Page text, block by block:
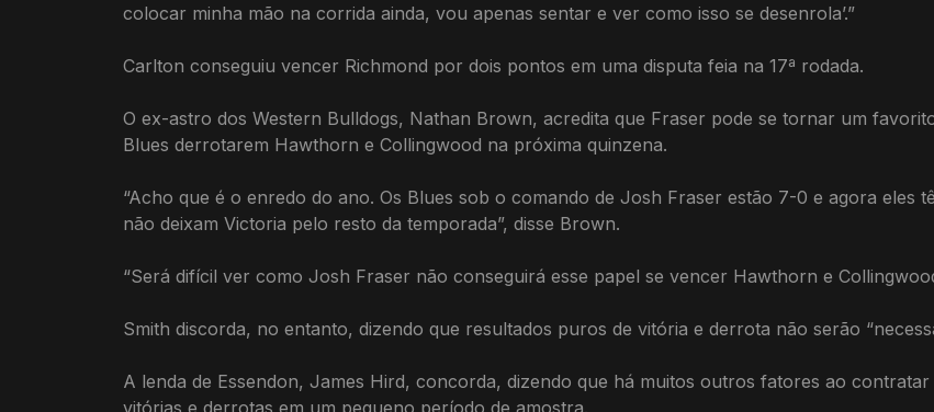
colocar minha mão na corrida ainda, vou apenas sentar e ver como isso se desenrola’.”
Carlton conseguiu vencer Richmond por dois pontos em uma disputa feia na 17ª rodada.
O ex-astro dos Western Bulldogs, Nathan Brown, acredita que Fraser pode se tornar um
Blues derrotarem Hawthorn e Collingwood na próxima quinzena.
“Acho que é o enredo do ano. Os Blues sob o comando de Josh Fraser estão 7-0 e agora eles
não deixam Victoria pelo resto da temporada”, disse Brown.
“Será difícil ver como Josh Fraser não conseguirá esse papel se vencer Hawthorn e
Smith discorda, no entanto, dizendo que resultados puros de vitória e derrota não serão
A lenda de Essendon, James Hird, concorda, dizendo que há muitos outros fatores ao
vitórias e derrotas em um pequeno período de amostra.